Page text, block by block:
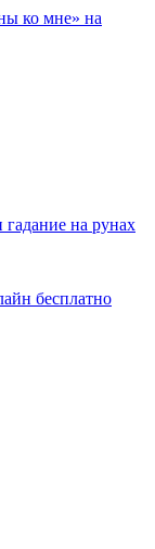
ко мне» на
на рунах
бесплатно